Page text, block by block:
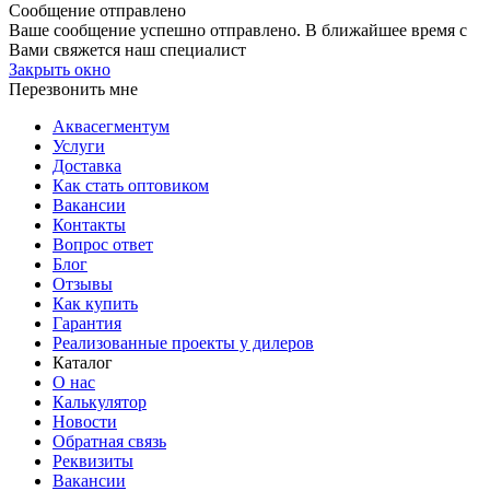
Сообщение отправлено
Ваше сообщение успешно отправлено. В ближайшее время с
Вами свяжется наш специалист
Закрыть окно
Перезвонить мне
Аквасегментум
Услуги
Доставка
Как стать оптовиком
Вакансии
Контакты
Вопрос ответ
Блог
Отзывы
Как купить
Гарантия
Реализованные проекты у дилеров
Каталог
О нас
Калькулятор
Новости
Обратная связь
Реквизиты
Вакансии